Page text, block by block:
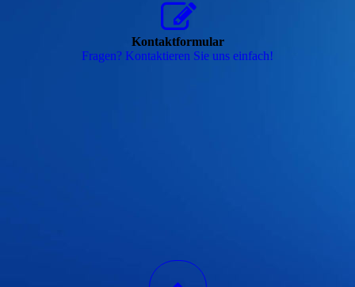
Kontaktformular
Fragen? Kontaktieren Sie uns einfach!